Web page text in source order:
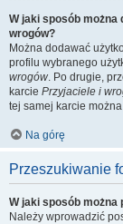
W jaki sposób można
wrogów?
Można dodawać
profilu wybranego
wrogów. Po drugie,
karcie Przyjaciele i
tej samej karcie
Na górę
Przeszukiwanie
W jaki sposób można
Należy wprowadzić